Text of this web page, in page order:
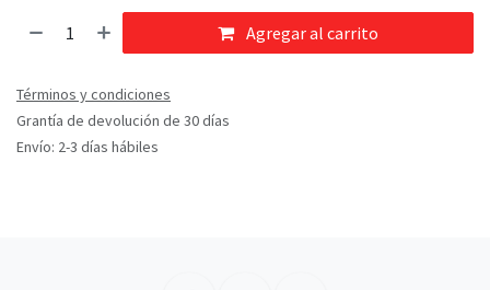
Agregar al carrito
Términos y condiciones
Grantía de devolución de 30 días
Envío: 2-3 días hábiles